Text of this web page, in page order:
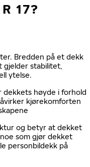
17?
Bredden på et dekk
gjelder stabilitet,
ytelse.
høyde i forhold
kjørekomforten
og betyr at dekket
som gjør dekket
personbildekk på